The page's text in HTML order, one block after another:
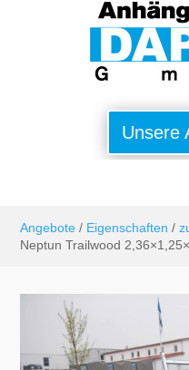
Unsere
Angebote / Eigenschaften /
Neptun Trailwood